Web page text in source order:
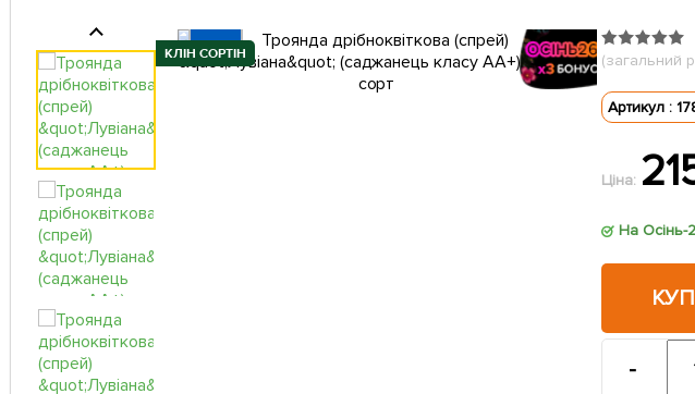
КЛІН СОРТІН
КЛІН СОРТІН
КЛІН СОРТІН
КЛІН СОРТІН
(загальний
Артикул :
Ціна:
На Осінь-
-